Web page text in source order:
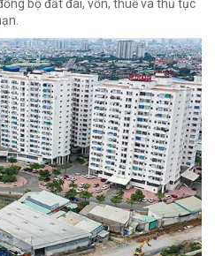
bộ đất đai, vốn, thuế và thủ tục